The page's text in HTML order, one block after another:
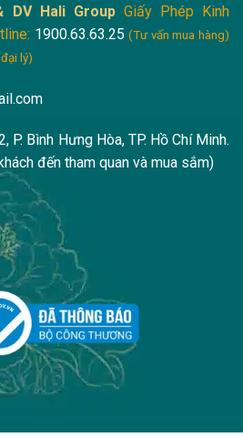
DV Hali Group Giấy Phép Kinh
1900.63.63.25 (Tư vấn mua hàng)
lý)
P. Bình Hưng Hòa, TP. Hồ Chí Minh.
đến tham quan và mua sắm)